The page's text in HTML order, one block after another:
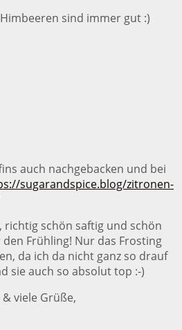
sind immer gut :)
auch nachgebacken und bei
sugarandspice.blog/zitronen-
richtig schön saftig und schön
Frühling! Nur das Frosting
da ich da nicht ganz so drauf
sie auch so absolut top :-)
viele Grüße,